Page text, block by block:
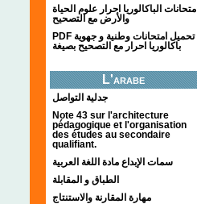
امتحانات الباكالوريا احرار علوم الحياة
والأرض مع التصحيح
PDF تحميل امتحانات وطنية و جهوية
باكالوريا احرار مع التصحيح بصيغة
L'arabe
جدلية التواصل
Note 43 sur l'architecture
pédagogique et l'organisation
des études au secondaire
qualifiant.
سمات الإبداع مادة اللغة العربية
الطباق و المقابلة
مهارة المقارنة والاستنتاج